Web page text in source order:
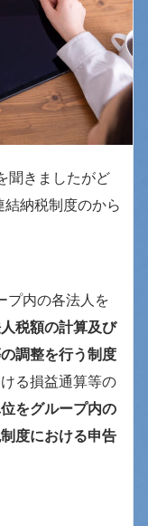
聞きましたがど
納税制度のから
プ内の各法人を
税額の計算及び
調整を行う制度
る損益通算等の
をグループ内の
度における申告